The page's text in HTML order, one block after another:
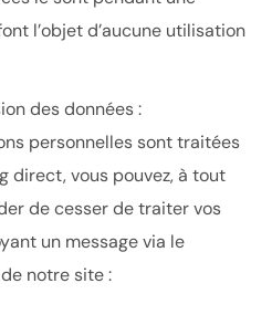
l’objet d’aucune utilisation
des données :
personnelles sont traitées
direct, vous pouvez, à tout
de cesser de traiter vos
un message via le
notre site :